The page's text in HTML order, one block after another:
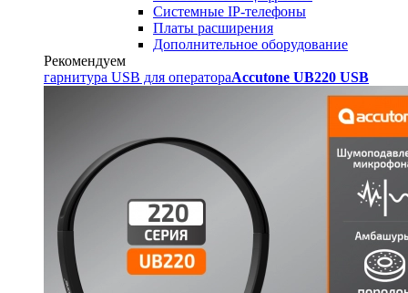
Системные IP-телефоны
Платы расширения
Дополнительное оборудование
Рекомендуем
гарнитура USB для оператораAccutone UB220 USB